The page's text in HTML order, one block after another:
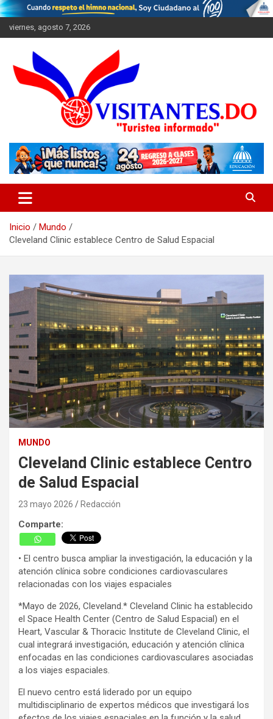
Saltar
al
contenido
viernes, agosto 7, 2026
Visitantes
Inicio
Mundo
Cleveland Clinic establece Centro de Salud Espacial
MUNDO
Cleveland Clinic establece Centro
de Salud Espacial
23 mayo 2026 Redacción
Comparte:
• El centro busca ampliar la investigación, la educación y la
atención clínica sobre condiciones cardiovasculares
relacionadas con los viajes espaciales
*Mayo de 2026, Cleveland.* Cleveland Clinic ha establecido
el Space Health Center (Centro de Salud Espacial) en el
Heart, Vascular & Thoracic Institute de Cleveland Clinic, el
cual integrará investigación, educación y atención clínica
enfocadas en las condiciones cardiovasculares asociadas
a los viajes espaciales.
El nuevo centro está liderado por un equipo
multidisciplinario de expertos médicos que investigará los